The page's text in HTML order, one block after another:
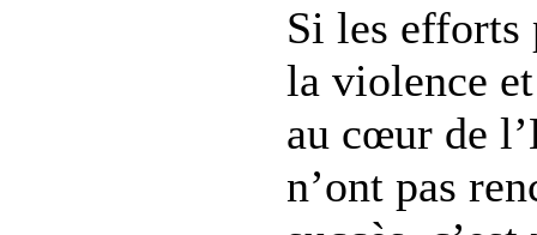
Si les efforts
la violence
au cœur de
n’ont pas